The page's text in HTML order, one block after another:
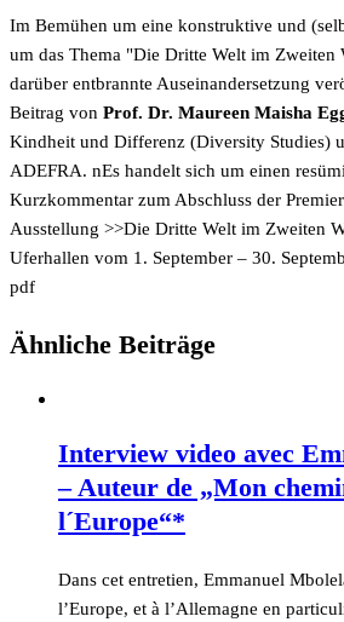
Im Bemühen um eine konstruktive und
um das Thema "Die Dritte Welt im Zweiten
darüber entbrannte Auseinandersetzung
Beitrag von Prof. Dr. Maureen Maisha
Kindheit und Differenz (Diversity Studies)
ADEFRA. nEs handelt sich um einen
Kurzkommentar zum Abschluss der
Ausstellung >>Die Dritte Welt im Zweiten
Uferhallen vom 1. September – 30.
pdf
Ähnliche Beiträge
Interview video avec
– Auteur de „Mon
l´Europe“*
Dans cet entretien, Emmanuel
l’Europe, et à l’Allemagne en